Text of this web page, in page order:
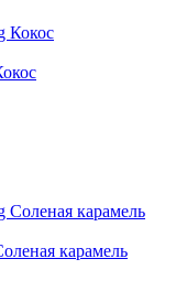
карамель